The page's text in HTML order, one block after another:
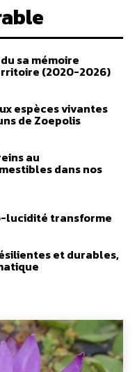
sa mémoire
(2020-2026)
espèces vivantes
de Zoepolis
au
dans nos
lucidité transforme
et durables,